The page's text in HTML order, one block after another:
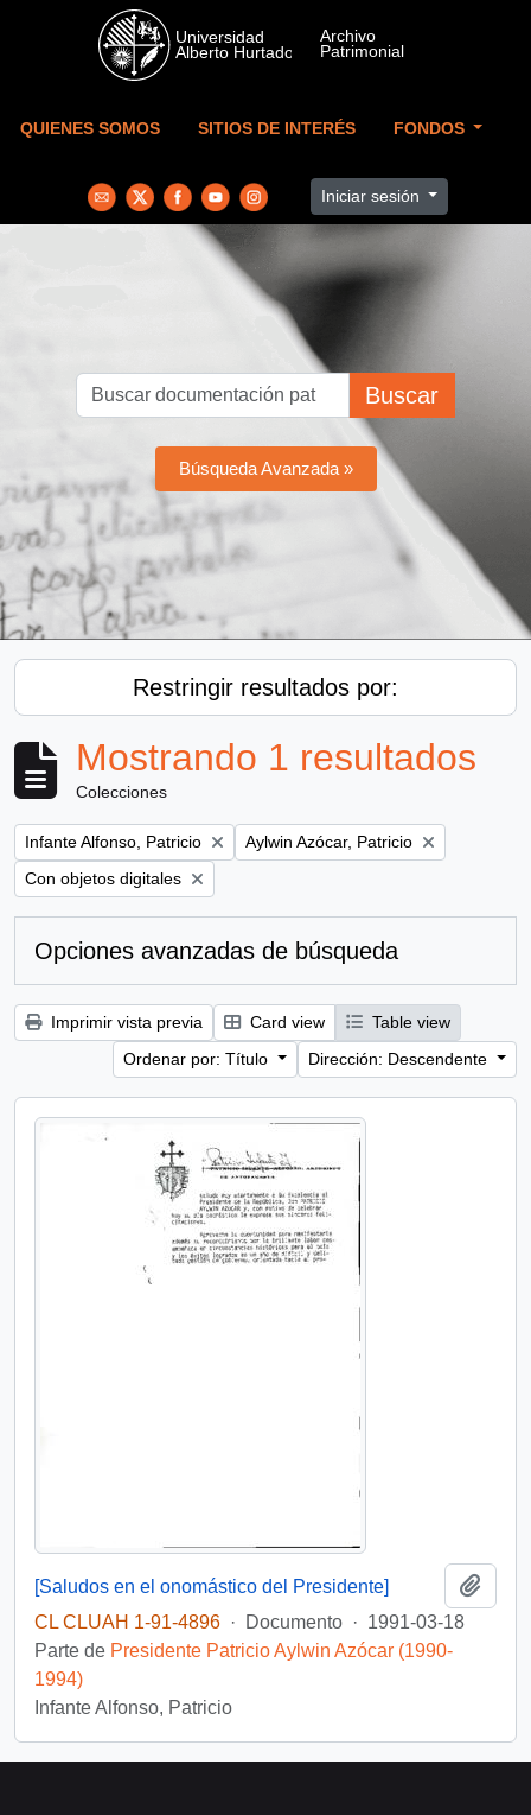
Skip to main content
QUIENES SOMOS SITIOS DE INTERÉS FONDOS
Iniciar sesión
Buscar
Búsqueda Avanzada »
Restringir resultados por:
Mostrando 1 resultados
Colecciones
Remove filter:
Infante Alfonso, Patricio Remove filter:
Aylwin Azócar, Patricio
Remove filter:
Con objetos digitales
Opciones avanzadas de búsqueda
Imprimir vista previa Card view
Table view
Ordenar por: Título
Dirección: Descendente
[Saludos en el onomástico del Presidente]
CL CLUAH 1-91-4896 · Documento · 1991-03-18
Parte de Presidente Patricio Aylwin Azócar (1990-
1994)
Infante Alfonso, Patricio